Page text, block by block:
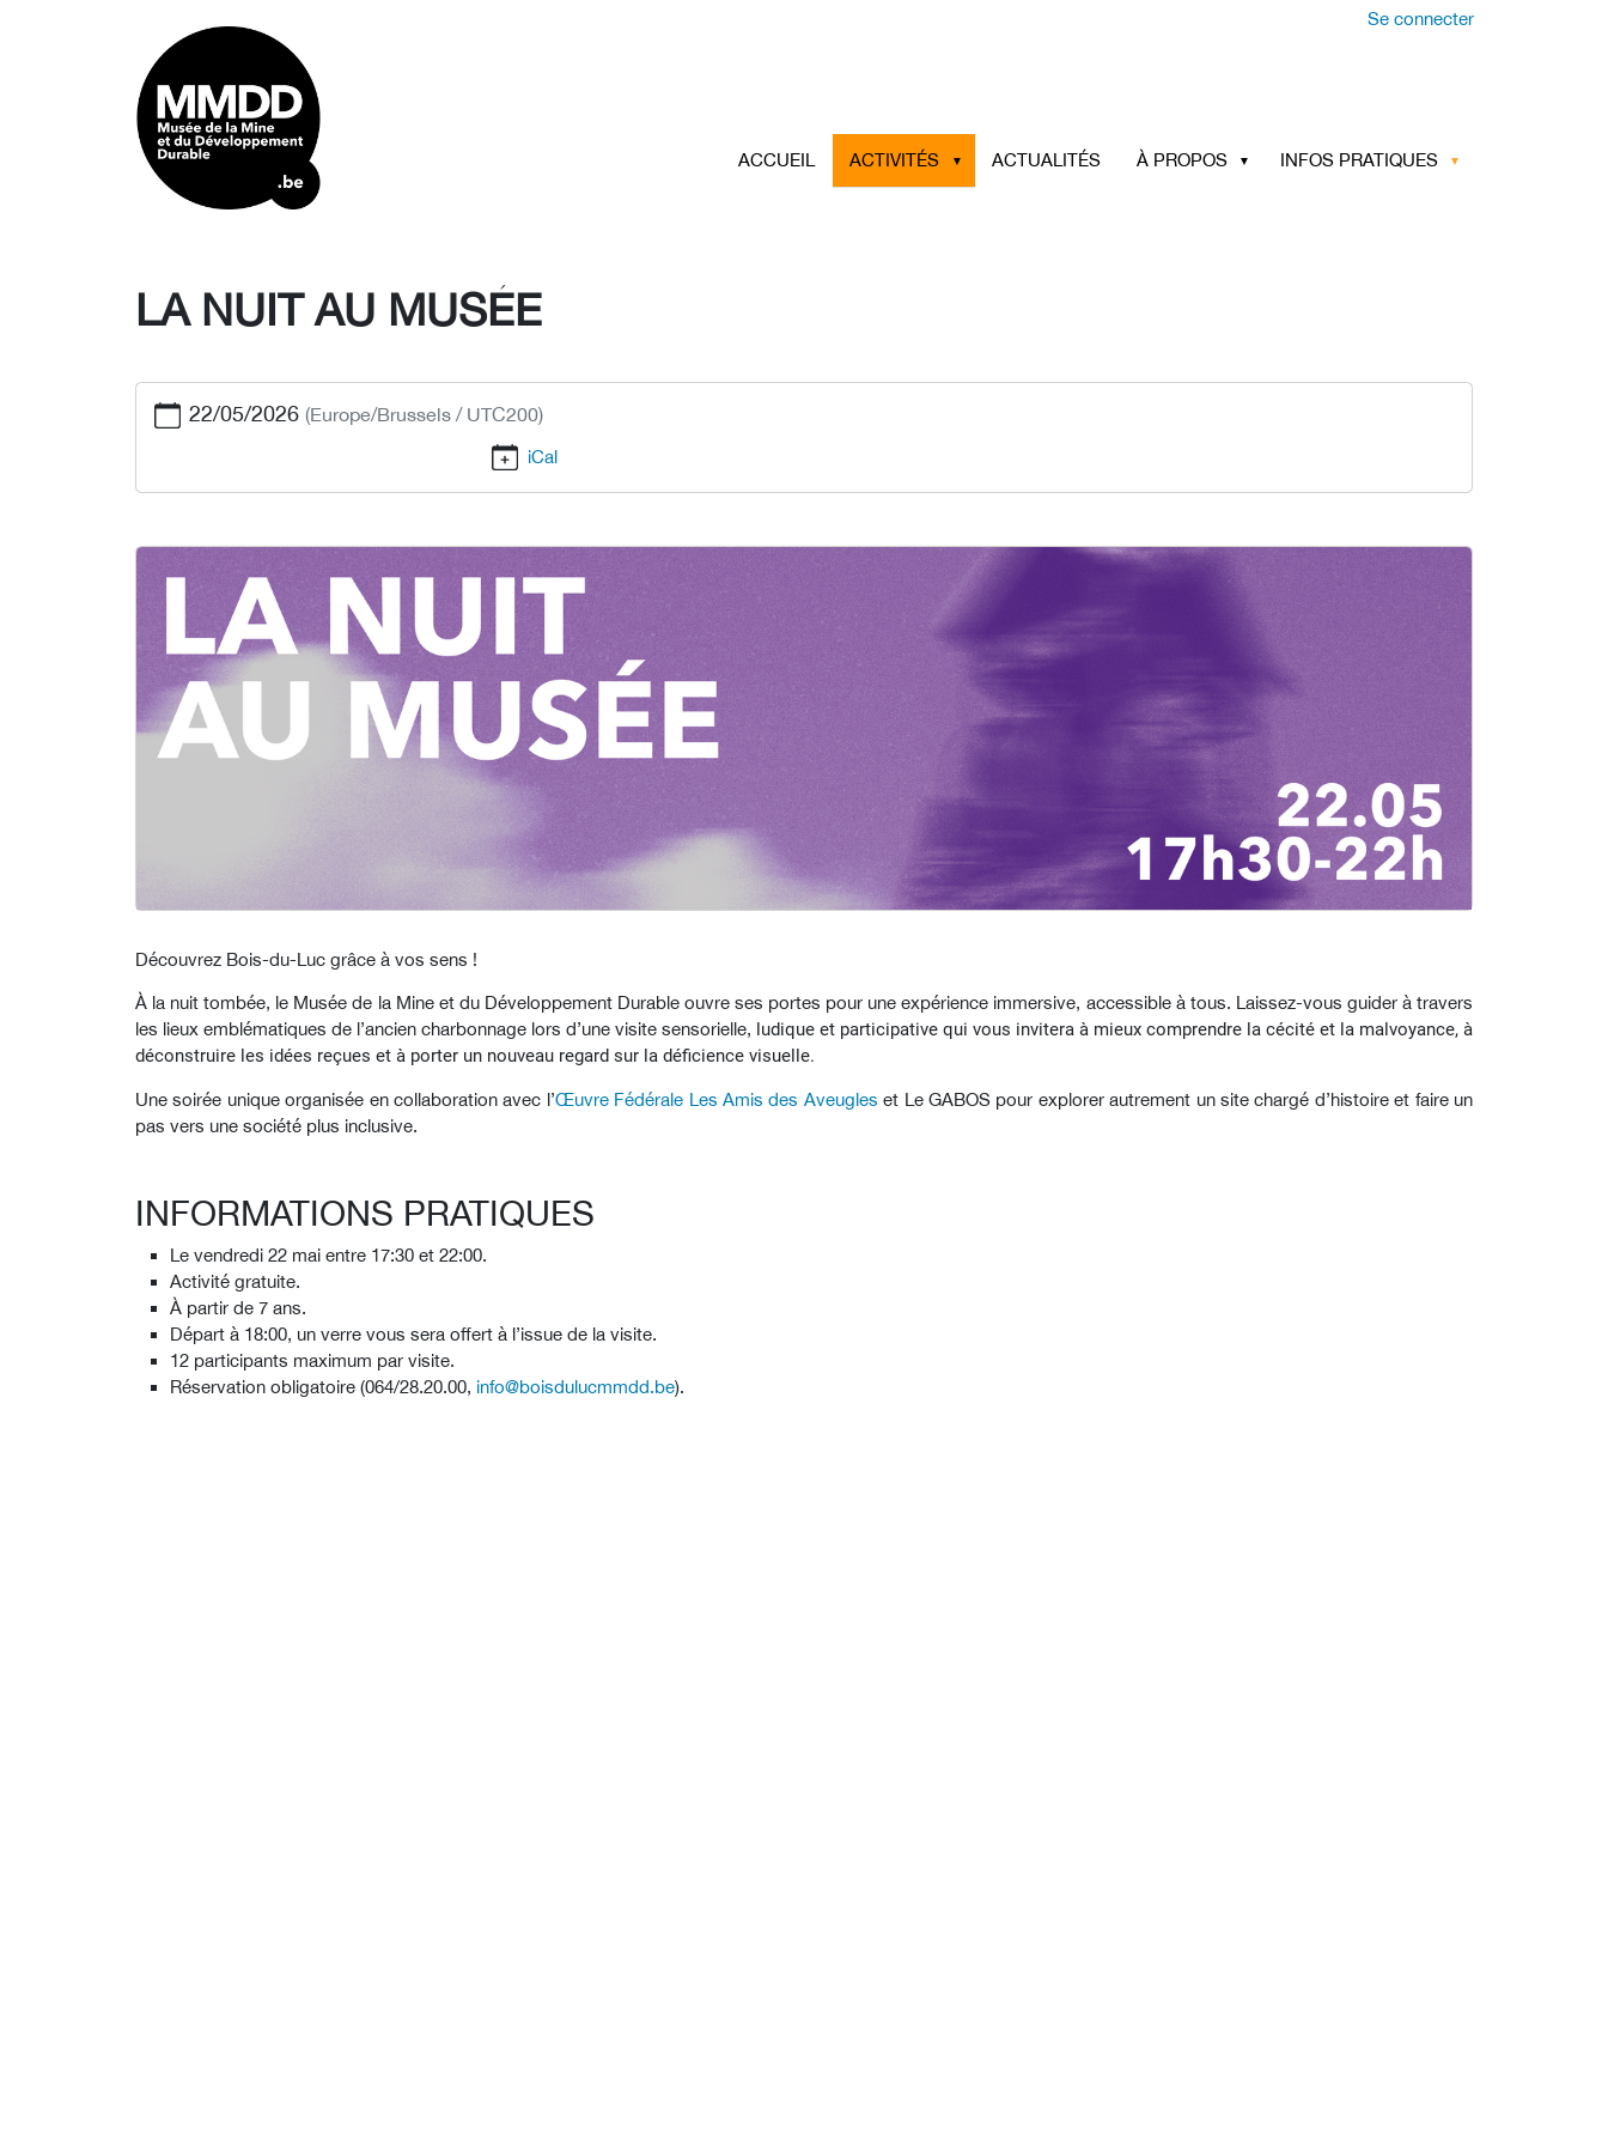
Se connecter
ACCUEIL ACTIVITÉS ACTUALITÉS À PROPOS INFOS PRATIQUES
LA NUIT AU MUSÉE
22/05/2026 (Europe/Brussels / UTC200)
iCal
Découvrez Bois-du-Luc grâce à vos sens !
À la nuit tombée, le Musée de la Mine et du Développement Durable ouvre ses portes pour une expérience immersive, accessible à tous. Laissez-vous guider à travers
les lieux emblématiques de l’ancien charbonnage lors d’une visite sensorielle, ludique et participative qui vous invitera à mieux comprendre la cécité et la malvoyance, à
déconstruire les idées reçues et à porter un nouveau regard sur la déficience visuelle.
Une soirée unique organisée en collaboration avec l’Œuvre Fédérale Les Amis des Aveugles et Le GABOS pour explorer autrement un site chargé d’histoire et faire un
pas vers une société plus inclusive.
INFORMATIONS PRATIQUES
Le vendredi 22 mai entre 17:30 et 22:00.
Activité gratuite.
À partir de 7 ans.
Départ à 18:00, un verre vous sera offert à l’issue de la visite.
12 participants maximum par visite.
Réservation obligatoire (064/28.20.00, info@boisdulucmmdd.be).